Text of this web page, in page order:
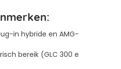
in hybride en AMG-
bereik (GLC 300 e